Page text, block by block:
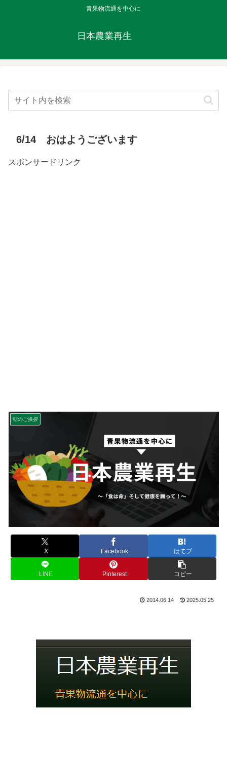
青果物流通を中心に
日本農業再生
6/14 おはようございます
スポンサードリンク
朝のご挨拶
X Facebook はてブ
LINE Pinterest コピー
2014.06.14 2025.05.25